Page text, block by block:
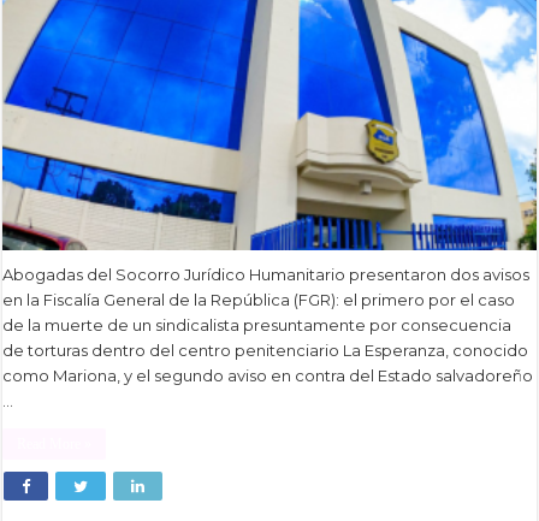
Abogadas del Socorro Jurídico Humanitario presentaron dos avisos
en la Fiscalía General de la República (FGR): el primero por el caso
de la muerte de un sindicalista presuntamente por consecuencia
de torturas dentro del centro penitenciario La Esperanza, conocido
como Mariona, y el segundo aviso en contra del Estado salvadoreño